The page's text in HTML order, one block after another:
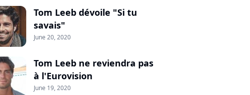
Tom Leeb dévoile "Si tu
savais"
June 20, 2020
Tom Leeb ne reviendra pas
à l'Eurovision
June 19, 2020